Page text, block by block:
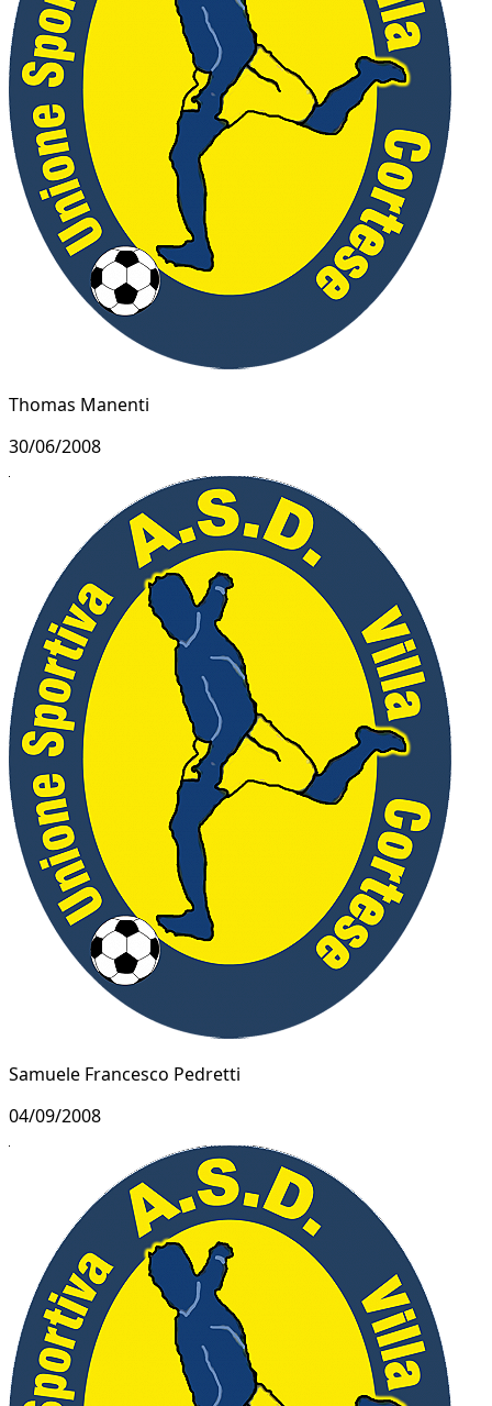
Thomas Manenti
30/06/2008
Samuele Francesco Pedretti
04/09/2008